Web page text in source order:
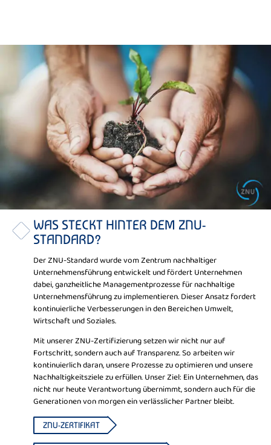
WAS STECKT HINTER DEM ZNU-
STANDARD?
Der ZNU-Standard wurde vom Zentrum nachhaltiger
Unternehmensführung entwickelt und fördert Unternehmen
dabei, ganzheitliche Managementprozesse für nachhaltige
Unternehmensführung zu implementieren. Dieser Ansatz fordert
kontinuierliche Verbesserungen in den Bereichen Umwelt,
Wirtschaft und Soziales.
Mit unserer ZNU-Zertifizierung setzen wir nicht nur auf
Fortschritt, sondern auch auf Transparenz. So arbeiten wir
kontinuierlich daran, unsere Prozesse zu optimieren und unsere
Nachhaltigkeitsziele zu erfüllen. Unser Ziel: Ein Unternehmen, das
nicht nur heute Verantwortung übernimmt, sondern auch für die
Generationen von morgen ein verlässlicher Partner bleibt.
ZNU-ZERTIFIKAT